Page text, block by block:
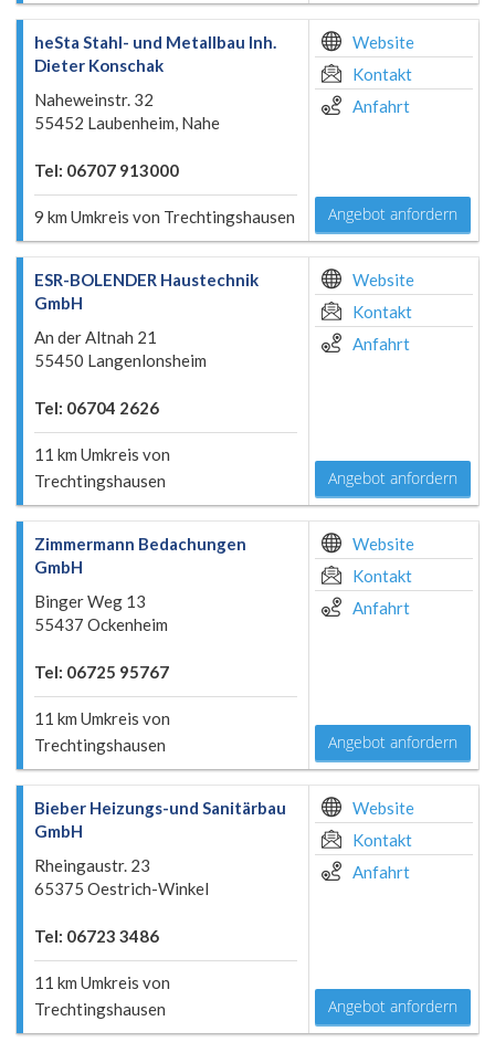
heSta Stahl- und Metallbau Inh.
Dieter Konschak
Naheweinstr. 32
55452 Laubenheim, Nahe
Tel: 06707 913000
9 km Umkreis von Trechtingshausen
Website
Kontakt
Anfahrt
Angebot anfordern
ESR-BOLENDER Haustechnik
GmbH
An der Altnah 21
55450 Langenlonsheim
Tel: 06704 2626
11 km Umkreis von
Trechtingshausen
Website
Kontakt
Anfahrt
Angebot anfordern
Zimmermann Bedachungen
GmbH
Binger Weg 13
55437 Ockenheim
Tel: 06725 95767
11 km Umkreis von
Trechtingshausen
Website
Kontakt
Anfahrt
Angebot anfordern
Bieber Heizungs-und Sanitärbau
GmbH
Rheingaustr. 23
65375 Oestrich-Winkel
Tel: 06723 3486
11 km Umkreis von
Trechtingshausen
Website
Kontakt
Anfahrt
Angebot anfordern